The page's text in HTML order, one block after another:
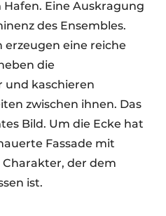
Eine Auskragung
des Ensembles.
eine reiche
die
und kaschieren
zwischen ihnen. Das
Bild. Um die Ecke hat
Fassade mit
der dem
ist.